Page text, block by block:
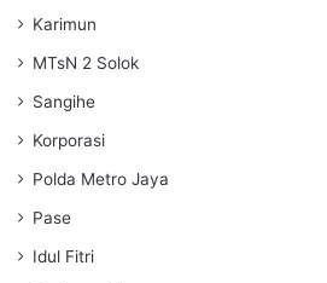
Karimun
MTsN 2 Solok
Sangihe
Korporasi
Polda Metro Jaya
Pase
Idul Fitri